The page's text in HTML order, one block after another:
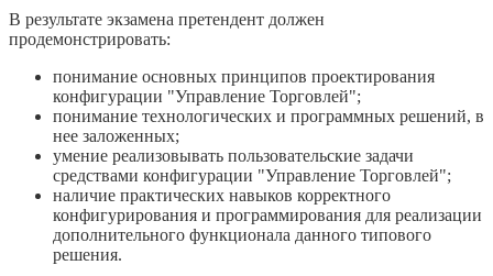
В результате экзамена претендент должен
продемонстрировать:
понимание основных принципов проектирования
конфигурации "Управление Торговлей";
понимание технологических и программных решений, в
нее заложенных;
умение реализовывать пользовательские задачи
средствами конфигурации "Управление Торговлей";
наличие практических навыков корректного
конфигурирования и программирования для реализации
дополнительного функционала данного типового
решения.